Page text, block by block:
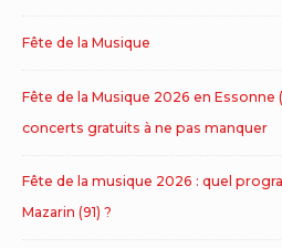
Fête de la Musique
Fête de la Musique 2026 en Essonne
concerts gratuits à ne pas manquer
Fête de la musique 2026 : quel
Mazarin (91) ?